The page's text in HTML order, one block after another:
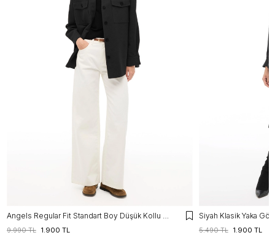
Angels Regular Fit Standart Boy Düşük Kollu Gömlek Yaka Siyah Mont
1.900 TL
9.990 TL
Siyah Klasik Yaka
1.900 TL
5.490 TL